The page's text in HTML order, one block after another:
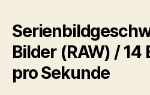
Bilder (RAW) / 14
pro Sekunde